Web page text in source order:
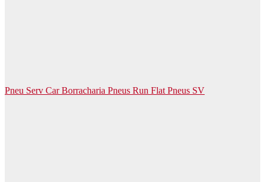
Pneu Serv Car Borracharia Pneus Run Flat Pneus SV